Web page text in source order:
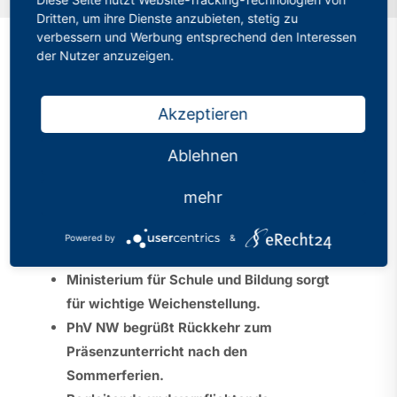
Schule im Normalbetrieb
braucht angemessene
Schutzmaßnahmen
Pressemitteilungen
Ministerium für Schule und Bildung sorgt
für wichtige Weichenstellung.
PhV NW begrüßt Rückkehr zum
Präsenzunterricht nach den
Sommerferien.
Dritten, um ihre Dienste anzubieten, stetig zu
verbessern und Werbung entsprechend den Interessen
der Nutzer anzuzeigen.
Akzeptieren
Ablehnen
mehr
Powered by &